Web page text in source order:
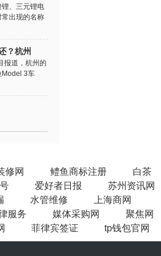
、三元锂电
出现的名称
？杭州
报道，杭州的
Model 3车
修网 鳢鱼商标注册
白茶
爱好者日报
苏州资讯网
水管维修
上海商网
服务 媒体采购网
聚焦网
菲律宾签证 tp钱包官网